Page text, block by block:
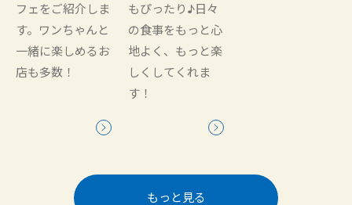
フェをご紹介しま
す。ワンちゃんと
一緒に楽しめるお
店も多数！
もぴったり♪日々
の食事をもっと心
地よく、もっと楽
しくしてくれま
す！
もっと見る